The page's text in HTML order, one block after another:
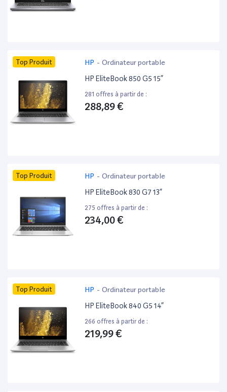
Top Produit HP - Ordinateur portable
HP EliteBook 850 G5 15”
281 offres à partir de :
288,89 €
Top Produit HP - Ordinateur portable
HP EliteBook 830 G7 13”
275 offres à partir de :
234,00 €
Top Produit HP - Ordinateur portable
HP EliteBook 840 G5 14”
266 offres à partir de :
219,99 €